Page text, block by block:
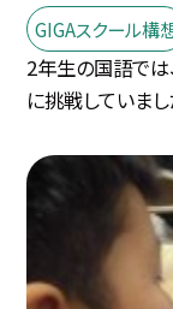
GIGAスクール構
2年生の国語では
に挑戦していまし